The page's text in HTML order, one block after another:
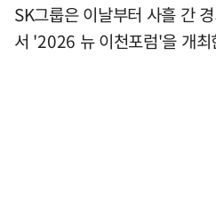
SK그룹은 이날부터 사흘 간
서 '2026 뉴 이천포럼'을 개최